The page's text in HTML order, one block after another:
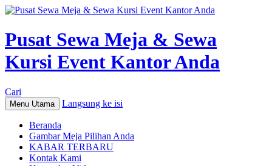
Pusat Sewa Meja & Sewa
Kursi Event Kantor Anda
Cari
Menu Utama Langsung ke isi
Beranda
Gambar Meja Pilihan Anda
KABAR TERBARU
Kontak Kami